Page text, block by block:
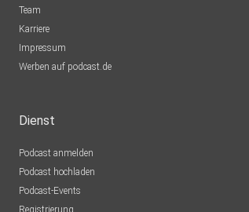
Team
Karriere
Impressum
Werben auf podcast.de
Dienst
Podcast anmelden
Podcast hochladen
Podcast-Events
Registrierung